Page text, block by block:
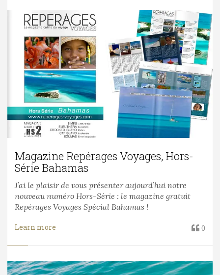
Magazine Repérages Voyages, Hors-
Série Bahamas
J’ai le plaisir de vous présenter aujourd’hui notre
nouveau numéro Hors-Série : le magazine gratuit
Repérages Voyages Spécial Bahamas !
Learn more 0